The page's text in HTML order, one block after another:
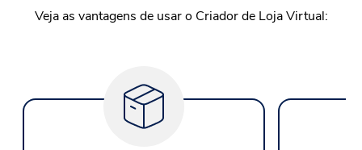
Veja as vantagens de usar o Criador de Loja Virtual: